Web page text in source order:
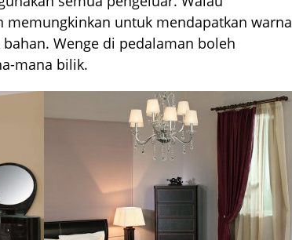
untuk mendapatkan warna
Wenge di pedalaman boleh
mana bilik.